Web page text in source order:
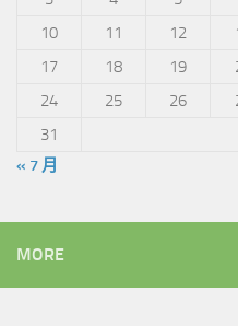
10
11 12
17
18 19
24
25 26
31
« 7 月
MORE